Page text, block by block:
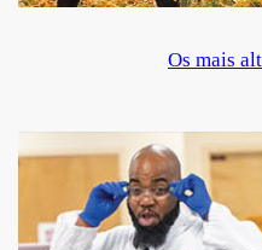
Os mais